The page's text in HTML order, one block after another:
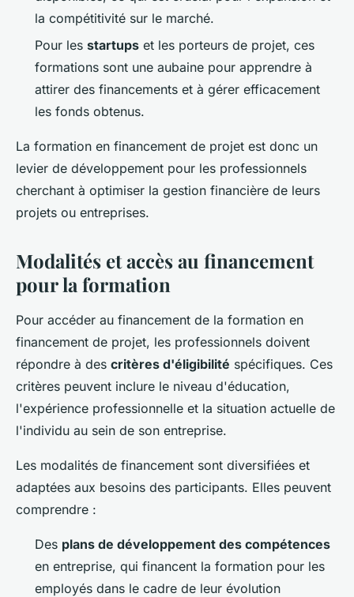
la compétitivité sur le marché.
Pour les startups et les porteurs de projet, ces
formations sont une aubaine pour apprendre à
attirer des financements et à gérer efficacement
les fonds obtenus.
La formation en financement de projet est donc un
levier de développement pour les professionnels
cherchant à optimiser la gestion financière de leurs
projets ou entreprises.
Modalités et accès au financement
pour la formation
Pour accéder au financement de la formation en
financement de projet, les professionnels doivent
répondre à des critères d'éligibilité spécifiques. Ces
critères peuvent inclure le niveau d'éducation,
l'expérience professionnelle et la situation actuelle de
l'individu au sein de son entreprise.
Les modalités de financement sont diversifiées et
adaptées aux besoins des participants. Elles peuvent
comprendre :
Des plans de développement des compétences
en entreprise, qui financent la formation pour les
employés dans le cadre de leur évolution